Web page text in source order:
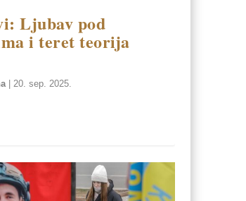
Ljubav pod
i teret teorija
| 20. sep. 2025.